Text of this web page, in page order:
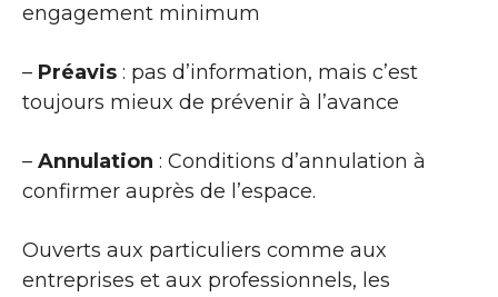
engagement minimum
– Préavis : pas d’information, mais c’est
toujours mieux de prévenir à l’avance
– Annulation : Conditions d’annulation à
confirmer auprès de l’espace.
Ouverts aux particuliers comme aux
entreprises et aux professionnels, les